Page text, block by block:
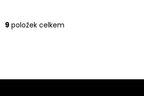
O
a
9 položek celkem